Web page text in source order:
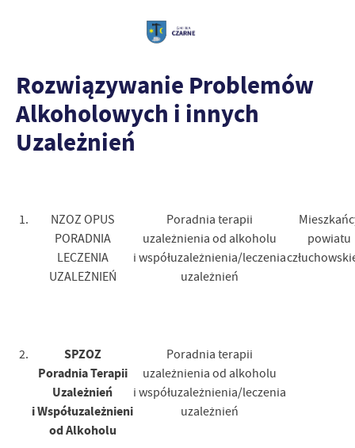
Rozwiązywanie Problemów
Alkoholowych i innych
Uzależnień
1.
NZOZ OPUS
PORADNIA
LECZENIA
UZALEŻNIEŃ
Poradnia terapii
uzależnienia od alkoholu
i współuzależnienia/leczenia
uzależnień
powiatu
2.
SPZOZ
Poradnia Terapii
Uzależnień
i Współuzależnieni
od Alkoholu
Poradnia terapii
uzależnienia od alkoholu
i współuzależnienia/leczenia
uzależnień